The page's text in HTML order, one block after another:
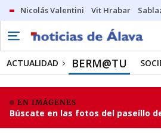
Nicolás Valentini Vit Hrabar
ACTUALIDAD BERM@TU
EN IMÁGENES
Búscate en las fotos del paseíllo